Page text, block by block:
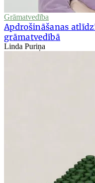
Grāmatvedība
Apdrošināšanas
grāmatvedībā
Linda Puriņa